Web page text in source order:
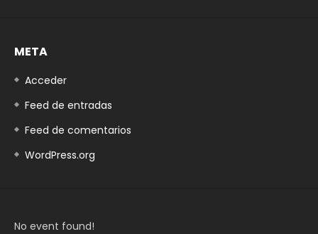
META
Acceder
Feed de entradas
Feed de comentarios
WordPress.org
No event found!